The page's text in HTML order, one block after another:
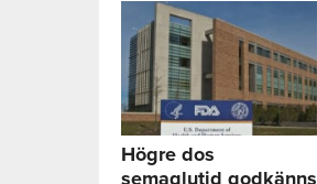
Högre dos
semaglutid godkänns